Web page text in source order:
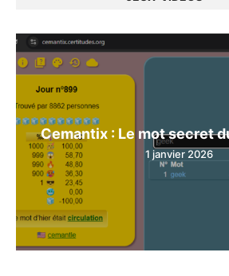
Cemantix : Le mot secret
1 janvier 2026